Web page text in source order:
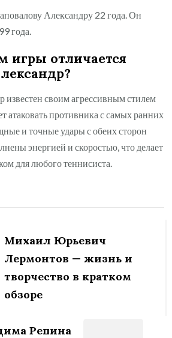
Александру 22 года. Он
года.
игры отличается
своим агрессивным стилем
атаковать противника с самых ранних
и точные удары с обеих сторон
энергией и скоростью, что делает
для любого теннисиста.
Михаил Юрьевич
Лермонтов — жизнь и
творчество в кратком
обзоре
Репина